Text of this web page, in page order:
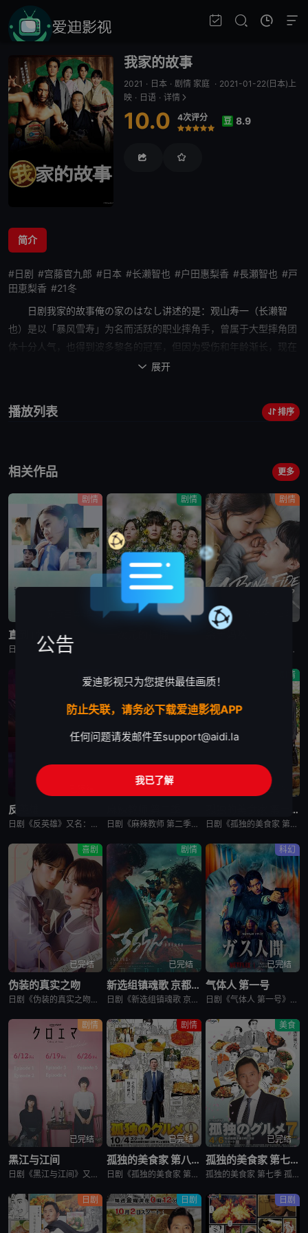
我家的故事
2021 · 日本 · 剧情 家庭 · 2021-01-22(日本)上
映 · 日语 · 详情
10.0 4次评分
很差
较差
还行推荐力荐
豆 8.9
简介
#日剧 #宫藤官九郎 #日本 #长濑智也 #户田惠梨香 #長瀬智也 #戸
田恵梨香 #21冬
日剧我家的故事俺の家のはなし讲述的是：观山寿一（长濑智
也）是以「暴风雪寿」为名而活跃的职业摔角手，曾属于大型摔角团
体十分人气，也得到波多黎各的冠军，但因为受伤和年龄渐长，现在
只能参与小规模团体在小型的比赛中出场，就在此时他收到父亲病危
国有超过1万名弟子。本来他希望寿一继承家业，但因为其指导非常
绍他身边的一名协助照护的看护・志田樱（户田惠梨香），并宣布已
和人气已到极限，也决定引退回家，协助父亲的照护。观山家虽然设
定上有点奇特，但也有着每个家族都有的烦恼和喜悦，在每日的辛苦
之中，越来越多人会想到...
 展开
播放列表 排序
相关作品 更多
剧情
更新至第4集
直到T恤干透
剧情
更新至第5集
剧情
日剧《杀手妈咪》又名：主妇杀手,有夫之妇杀手,Married Woman Killer,A Bona Fide Killer,유부녀 킬러，讲述了：改编自同名漫画。35岁的俞宝娜过着相夫教子的普通生活
悬疑
反英雄
日剧《反英雄》又名：ANTI HERO,アンチヒーロー，讲述了：本剧超越了“律政电视剧”的框架，通过长谷川博己饰演的反英雄，向观众传达“正义到底是什么?”“被认为是世上的恶，真的是坏事吗?”，以快速的
剧情
日剧《麻辣教师 第二季》又名：GTO 2,GTO 続編，讲述了：故事背景设定在由大型企业出资设立的私立诚进学园。在这个推崇数字化管理、师生评价透明化的“令和教育现场”，52岁的鬼塚英吉将出任班主任。面
剧情
已完结
孤独的美食家 第十一季
日剧《孤独的美食家 第十一季》又名：孤独のグルメ Season11，讲述了：《孤独的美食家》 第11季宣布回归，定档4月3日开播。这也是继2022年10月第10季播出以来，该系列时隔三年半再次推出新一
喜剧
已完结
伪装的真实之吻
日剧《伪装的真实之吻》又名：Fake Fact Lips,フェイクファクトリップス，讲述了：四谷良与志藤全自高中时代起便是竞争对手，如今又成为营业部同期。同样优秀的两人，从成绩、运动到情人节巧克力数量
剧情
已完结
新选组镇魂歌 京都决战篇
日剧《新选组镇魂歌 京都决战篇》又名：ちるらん 新撰組鎮魂歌 配信ドラマ,ちるらん 新撰組鎮魂歌 京都決戦篇，讲述了：幕末的江户，终日打架斗殴、被称作“刺头”的土方岁三，与近藤勇、山南敬助、冲田总司等
科幻
已完结
气体人 第一号
日剧《气体人 第一号》又名：气体人第一号,气体人 第1号,气体人,Human Vapor,ガス人間，讲述了：冈本贤治（小栗旬 饰）是一位停职中的刑警，受命追查造成一连串离奇命案的罪魁祸首。一切始于一位
剧情
已完结
黑江与江间
日剧《黑江与江间》又名：黑江间,克洛伊与艾玛,克洛伊玛,克萝埃艾玛,クロエマ，讲述了：故事围绕着同时失去工作、恋人和住所的30岁女性艾玛展开。她在落魄之际偶遇神秘资产家克洛伊，两人随即在后者的豪宅中开
剧情
已完结
孤独的美食家 第八季
日剧《孤独的美食家 第八季》将围绕“勿忘初心”，挑战甜点特辑和美食剪辑等全新的主题，一定会让你大吃一惊。另外，那些藏在名不见经传的街头巷尾的美食也不容错过。备受瞩目的第一集将从那个热闹的地方启程。前所
美食
已完结
孤独的美食家 第七季
孤独的美食家 第七季 孤独のグルメ Season7是2018上映的剧情日剧。2012年1月，深夜开始悄悄播放的“孤独的美食家”终于迎来第7季了！众所周知，上季season 6从大阪的味道开始播出，但这次season 7重返初心，并开始与市井中不为人知的奇妙美食相遇。在“孤独的
日剧 日剧 日剧
公告
爱迪影视只为您提供最佳画质！
防止失联，请务必下载爱迪影视APP
任何问题请发邮件至support@aidi.la
我已了解